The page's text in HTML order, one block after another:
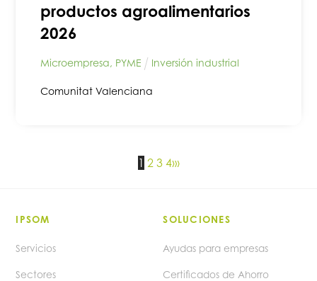
productos agroalimentarios
2026
Microempresa, PYME Inversión industrial
Comunitat Valenciana
1 2 3 4›»
IPSOM
Servicios
Sectores
SOLUCIONES
Ayudas para empresas
Certificados de Ahorro